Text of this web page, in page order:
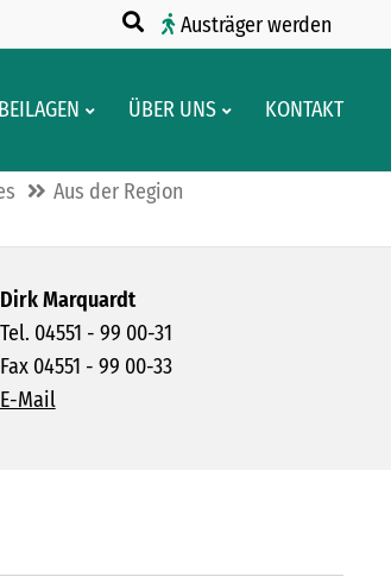
Austräger werden
BEILAGEN ÜBER UNS KONTAKT
Aus der Region
Dirk Marquardt
Tel. 04551 - 99 00-31
Fax 04551 - 99 00-33
E-Mail